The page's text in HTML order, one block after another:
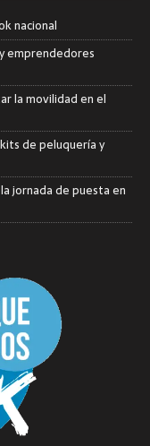
nacional
emprendedores
la movilidad en el
de peluquería y
jornada de puesta en